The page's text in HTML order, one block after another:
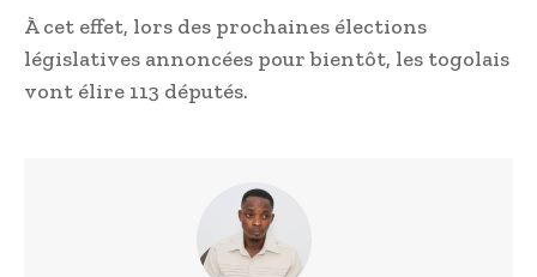
À cet effet, lors des prochaines élections
législatives annoncées pour bientôt, les togolais
vont élire 113 députés.